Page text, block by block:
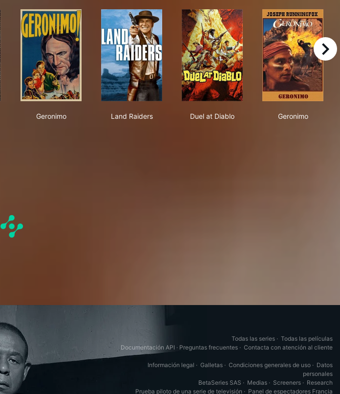
Geronimo
Land Raiders
Duel at Diablo
Geronimo
right
Todas las series · Todas las películas
Documentación API · Preguntas frecuentes · Contacta con atención al cliente
Información legal · Galletas · Condiciones generales de uso · Datos
personales
BetaSeries SAS · Medias · Screeners · Research
Prueba piloto de una serie de televisión · Panel de espectadores Francia